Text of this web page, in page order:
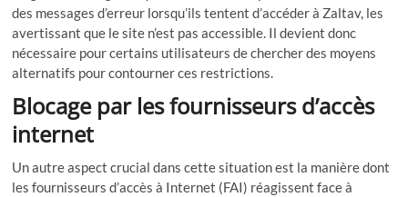
des messages d’erreur lorsqu’ils tentent d’accéder à Zaltav, les
avertissant que le site n’est pas accessible. Il devient donc
nécessaire pour certains utilisateurs de chercher des moyens
alternatifs pour contourner ces restrictions.
Blocage par les fournisseurs d’accès
internet
Un autre aspect crucial dans cette situation est la manière dont
les fournisseurs d’accès à Internet (FAI) réagissent face à